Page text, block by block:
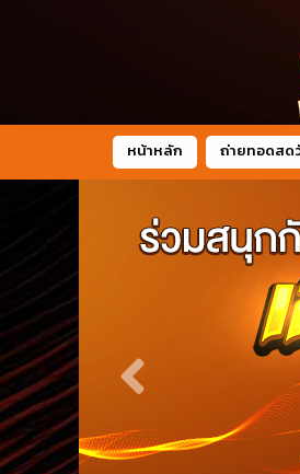
หน้าหลัก ถ่ายทอดสด